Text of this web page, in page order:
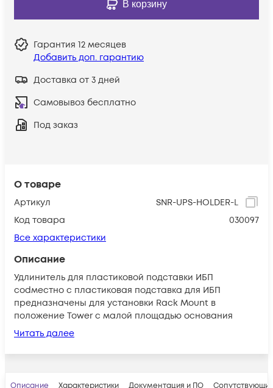
О товаре
Артикул
SNR-UPS-HOLDER-L
Код товара
030097
Все характеристики
Описание
Удлинитель для пластиковой подставки ИБП
соdместно с пластиковая подставка для ИБП
предназначены для установки Rack Mount в
положение Tower с малой площадью основания
Читать далее
В корзину
Гарантия 12 месяцев
Добавить доп. гарантию
Доставка от 3 дней
Самовывоз бесплатно
Под заказ
Описание Характеристики Документация и ПО